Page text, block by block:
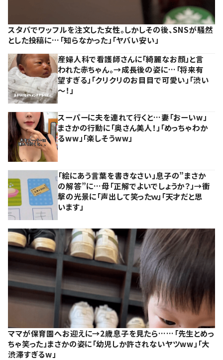
スタバでワッフルを注文した女性。しかしその後、SNSが騒然
とした投稿に…「知らなかった」「ヤバい安い」
産婦人科で看護師さんに「綺麗なお顔」と言
われた赤ちゃん。→成長後の姿に…「将来有
望すぎる」「クリクリのお目目で可愛い」「渋い
～！」
スーパーに夫を連れて行くと…妻「おーいw」
まさかの行動に「奥さん美人！」「めっちゃわか
るww」「楽しそうww」
「絵にあう言葉を書きなさい」息子の”まさか
の解答”に…母「正解でよいでしょうか？」→衝
撃の光景に「声出して笑ったｗ」「天才だと思
います」
ママが保育園へお迎えに→2歳息子を見たら……「先生とめっ
ちゃ笑った」まさかの姿に「幼児しか許されないヤツww」「大
渋滞すぎるw」